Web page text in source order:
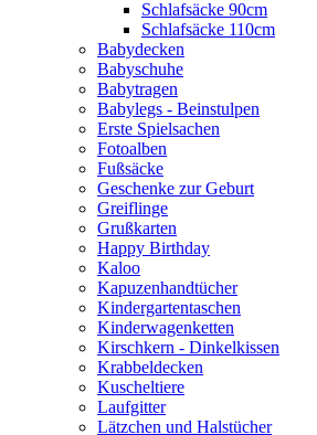
Schlafsäcke 90cm
Schlafsäcke 110cm
Babydecken
Babyschuhe
Babytragen
Babylegs - Beinstulpen
Erste Spielsachen
Fotoalben
Fußsäcke
Geschenke zur Geburt
Greiflinge
Grußkarten
Happy Birthday
Kaloo
Kapuzenhandtücher
Kindergartentaschen
Kinderwagenketten
Kirschkern - Dinkelkissen
Krabbeldecken
Kuscheltiere
Laufgitter
Lätzchen und Halstücher